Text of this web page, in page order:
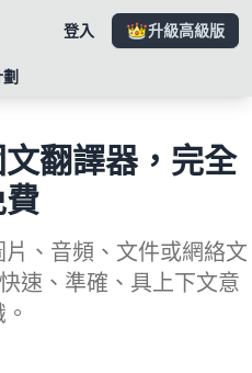
登入 升級高級版
翻譯器，完全
、音頻、文件或網絡文
速、準確、具上下文意